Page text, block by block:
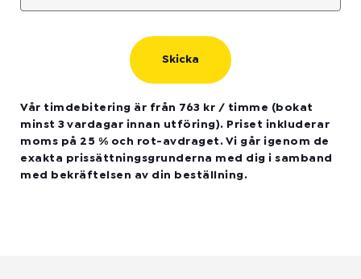
Skicka
Vår timdebitering är från 763 kr / timme (bokat
minst 3 vardagar innan utföring). Priset inkluderar
moms på 25 % och rot-avdraget. Vi går igenom de
exakta prissättningsgrunderna med dig i samband
med bekräftelsen av din beställning.